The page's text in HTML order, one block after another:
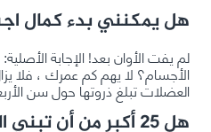
هل يمكنني بدء كمال
الأجسام؟ لا يهم كم عمرك ، فلا
العضلات تبلغ ذروتها حول سن
هل 25 أكبر من أن تبني العضلات؟